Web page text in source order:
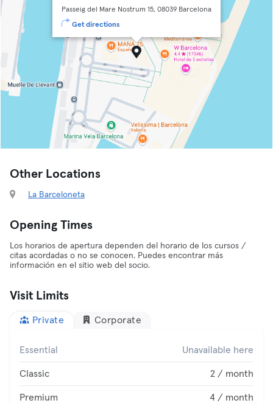
Passeig del Mare Nostrum 15, 08039 Barcelona
Get directions
Other Locations
La Barceloneta
Opening Times
Los horarios de apertura dependen del horario de los cursos /
citas acordadas o no se conocen. Puedes encontrar más
información en el sitio web del socio.
Visit Limits
Private Corporate
Essential Unavailable here
Classic 2 / month
Premium 4 / month